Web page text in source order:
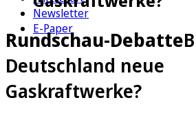
Newsletter
E-Paper
Rundschau-Debatte
Deutschland neue
Gaskraftwerke?